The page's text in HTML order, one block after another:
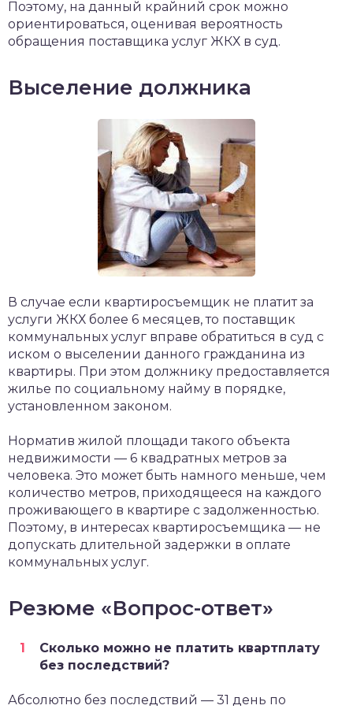
Поэтому, на данный крайний срок можно
ориентироваться, оценивая вероятность
обращения поставщика услуг ЖКХ в суд.
Выселение должника
В случае если квартиросъемщик не платит за
услуги ЖКХ более 6 месяцев, то поставщик
коммунальных услуг вправе обратиться в суд с
иском о выселении данного гражданина из
квартиры. При этом должнику предоставляется
жилье по социальному найму в порядке,
установленном законом.
Норматив жилой площади такого объекта
недвижимости — 6 квадратных метров за
человека. Это может быть намного меньше, чем
количество метров, приходящееся на каждого
проживающего в квартире с задолженностью.
Поэтому, в интересах квартиросъемщика — не
допускать длительной задержки в оплате
коммунальных услуг.
Резюме «Вопрос-ответ»
Сколько можно не платить квартплату
без последствий?
Абсолютно без последствий — 31 день по